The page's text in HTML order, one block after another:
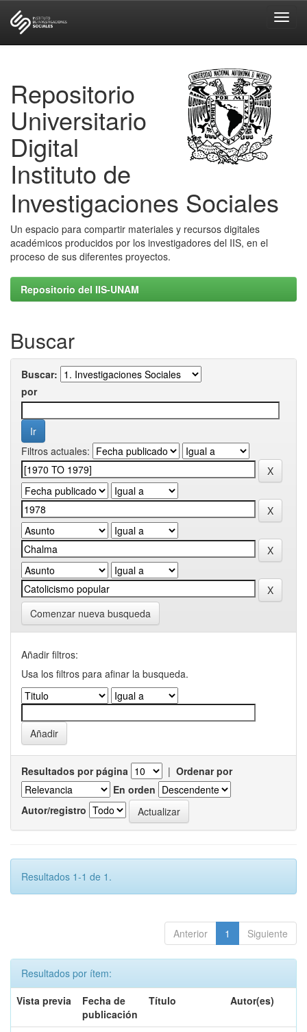
Repositorio
Universitario
Digital
Instituto de
Investigaciones Sociales
Un espacio para compartir materiales y recursos digitales
académicos producidos por los investigadores del IIS, en el
proceso de sus diferentes proyectos.
Repositorio del IIS-UNAM
Buscar
Buscar:
por
Filtros actuales:
Comenzar nueva busqueda
Añadir filtros:
Usa los filtros para afinar la busqueda.
Resultados por página | Ordenar por
En orden
Autor/registro
Resultados 1-1 de 1.
Anterior 1 Siguiente
Resultados por ítem:
Vista previa
Fecha de
publicación
Título Autor(es)